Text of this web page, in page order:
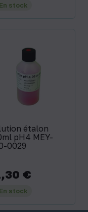
En stock
étalon
pH4 MEY-
0029
€
En stock